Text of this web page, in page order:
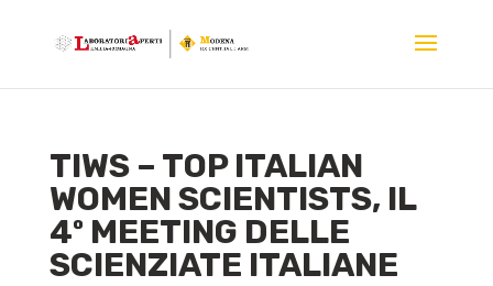
TIWS – TOP ITALIAN
WOMEN SCIENTISTS, IL
4º MEETING DELLE
SCIENZIATE ITALIANE